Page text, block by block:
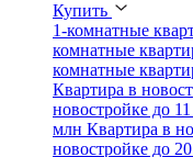
Купить
1-комнатные
комнатные
комнатные
Квартира в
новостройке до
млн Квартира в
новостройке до